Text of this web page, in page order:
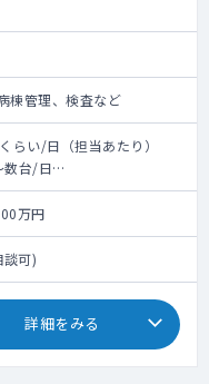
棟管理、検査など
らい/日（担当あたり）
数台/日
、CT、エコーなど
万円
可)
詳細をみる